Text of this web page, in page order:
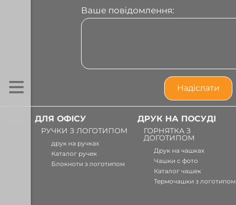
Ваше повідомлення:
ДЛЯ ОФІСУ
РУЧКИ З ЛОГОТИПОМ
друк на ручках
Каталог ручек
Блокноти з логотипом
ДРУК НА ПОСУДІ
ГОРНЯТКА З
ДОГОТИПОМ
Друк на чашках
Чашки с фото
Каталог чашек
Термочашки з логотипом